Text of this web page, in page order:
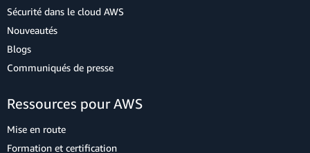
Sécurité dans le cloud AWS
Nouveautés
Blogs
Communiqués de presse
Ressources pour AWS
Mise en route
Formation et certification